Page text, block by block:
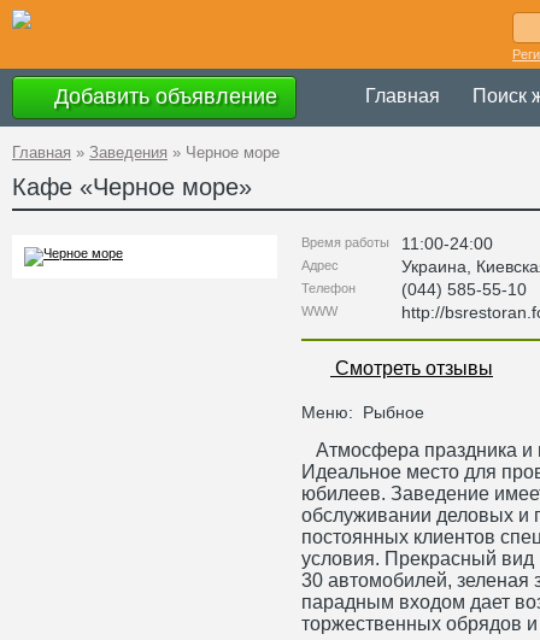
Добавить объявление Главная Поиск
Главная » Заведения » Черное море
Кафе «Черное море»
Время работы 11:00-24:00
Адрес Украина
Телефон (044) 585-55-10
WWW http://
Смотреть отзывы
Меню: Рыбное
Атмосфера праздника и
Идеальное место для
юбилеев. Заведение
обслуживании деловых и
постоянных клиентов
условия. Прекрасный вид
30 автомобилей,
парадным входом дает
торжественных обрядов